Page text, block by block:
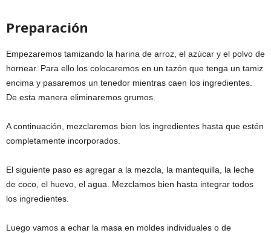
Preparación
Empezaremos tamizando la harina de arroz, el azúcar y el polvo de
hornear. Para ello los colocaremos en un tazón que tenga un tamiz
encima y pasaremos un tenedor mientras caen los ingredientes.
De esta manera eliminaremos grumos.
A continuación, mezclaremos bien los ingredientes hasta que estén
completamente incorporados.
El siguiente paso es agregar a la mezcla, la mantequilla, la leche
de coco, el huevo, el agua. Mezclamos bien hasta integrar todos
los ingredientes.
Luego vamos a echar la masa en moldes individuales o de